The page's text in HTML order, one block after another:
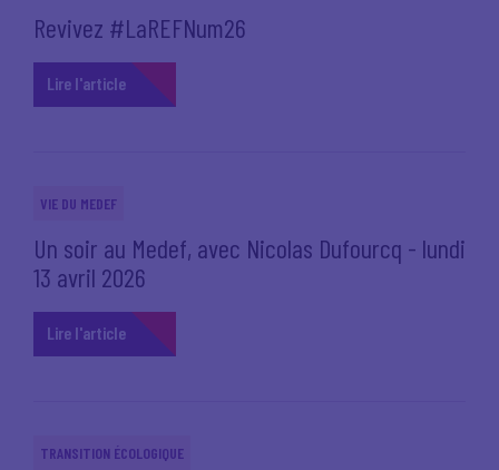
Revivez #LaREFNum26
Lire l'article
VIE DU MEDEF
Un soir au Medef, avec Nicolas Dufourcq - lundi
13 avril 2026
Lire l'article
TRANSITION ÉCOLOGIQUE